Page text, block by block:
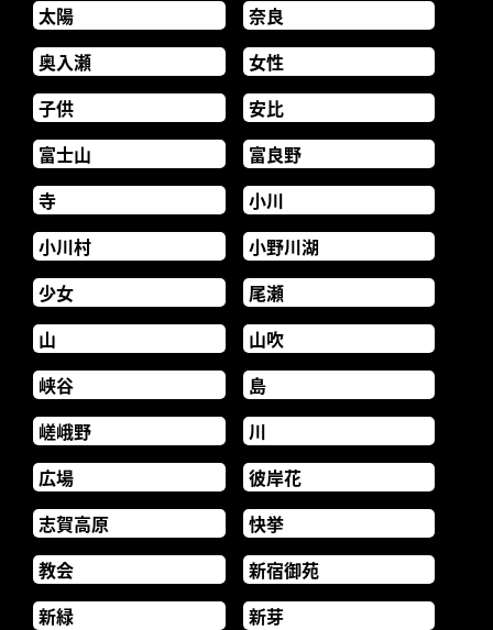
太陽
奈良
奥入瀬
女性
子供
安比
富士山
富良野
寺
小川
小川村
小野川湖
少女
尾瀬
山
山吹
峡谷
島
嵯峨野
川
広場
彼岸花
志賀高原
快挙
教会
新宿御苑
新緑
新芽